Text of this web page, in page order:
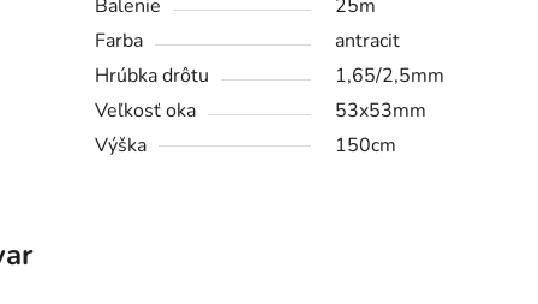
Balenie
25m
Farba
antracit
Hrúbka drôtu
1,65/2,5mm
Veľkosť oka
53x53mm
Výška
150cm